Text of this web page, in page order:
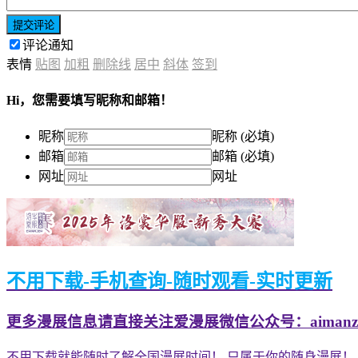
提交评论
评论通知
表情 贴图 加粗 删除线 居中 斜体 签到
Hi，您需要填写昵称和邮箱！
昵称
昵称 (必填)
邮箱
邮箱 (必填)
网址
网址
不用下载-手机查询-随时观看-实时更新
更多漫展信息请直接关注爱漫展微信公众号：